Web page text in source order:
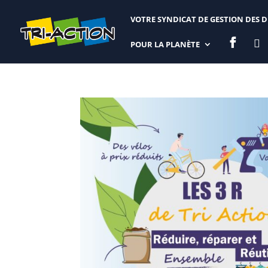
VOTRE SYNDICAT DE GESTION DES
POUR LA PLANÈTE  